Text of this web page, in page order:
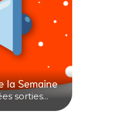
la Semaine
sorties...